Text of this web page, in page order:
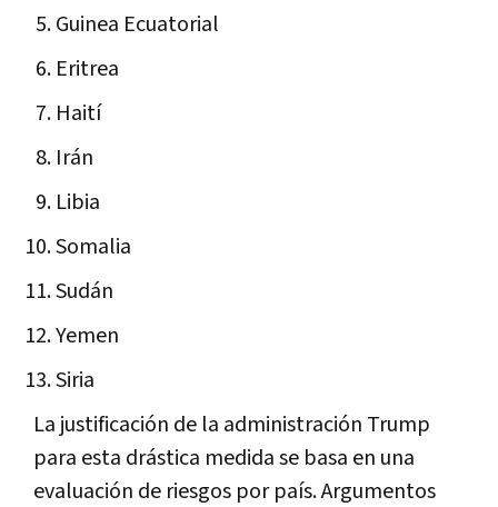
Guinea Ecuatorial
Eritrea
Haití
Irán
Libia
Somalia
Sudán
Yemen
Siria
La justificación de la administración Trump
para esta drástica medida se basa en una
evaluación de riesgos por país. Argumentos